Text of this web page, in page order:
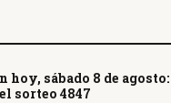
sábado 8 de agosto:
sorteo 4847